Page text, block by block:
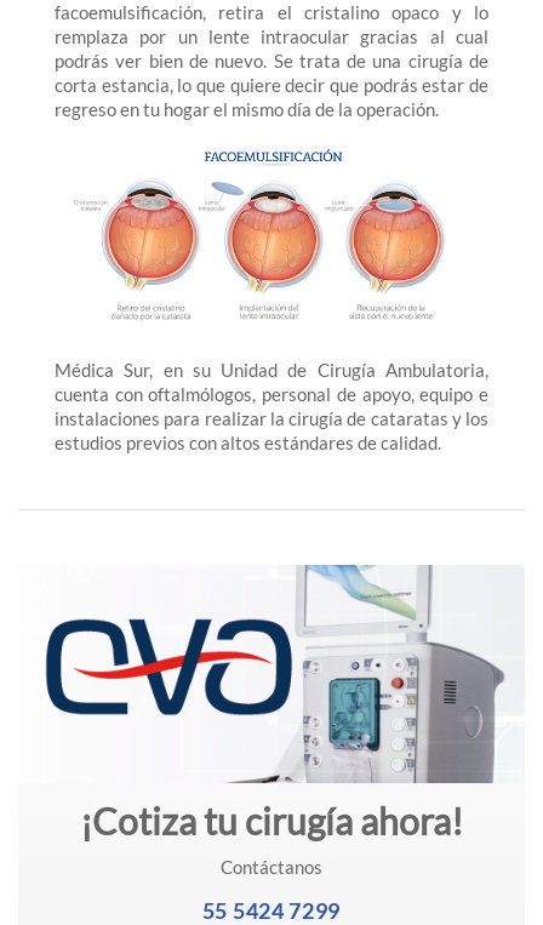
facoemulsificación, retira el cristalino opaco y lo
remplaza por un lente intraocular gracias al cual
podrás ver bien de nuevo. Se trata de una cirugía de
corta estancia, lo que quiere decir que podrás estar de
regreso en tu hogar el mismo día de la operación.
Médica Sur, en su Unidad de Cirugía Ambulatoria,
cuenta con oftalmólogos, personal de apoyo, equipo e
instalaciones para realizar la cirugía de cataratas y los
estudios previos con altos estándares de calidad.
¡Cotiza tu cirugía ahora!
Contáctanos
55 5424 7299